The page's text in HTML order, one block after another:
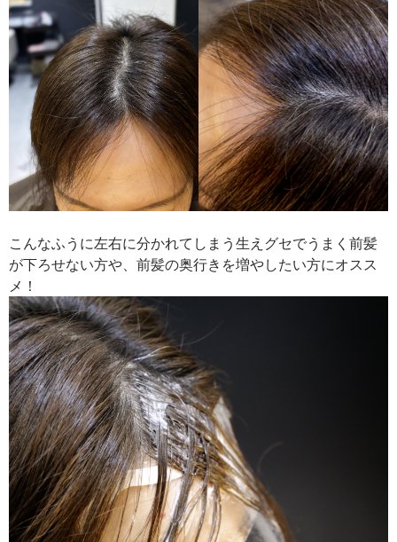
こんなふうに左右に分かれてしまう生えグセでうまく前髪
が下ろせない方や、前髪の奥行きを増やしたい方にオスス
メ！